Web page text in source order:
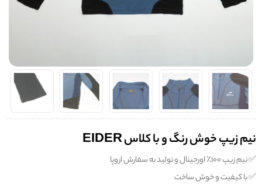
نیم زیپ خوش رنگ و با کلاس EIDER
✅️ نیم زیپ ۱۰۰٪ اورجینال و تولید به سفارش اروپا
✅️ با کیفیت و خوش ساخت